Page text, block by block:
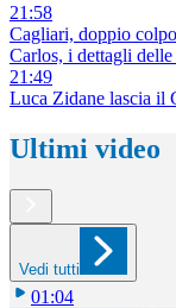
21:58
Cagliari, doppio
Carlos, i dettagli
21:49
Luca Zidane lascia il
Ultimi video
Vedi tutti
01:04